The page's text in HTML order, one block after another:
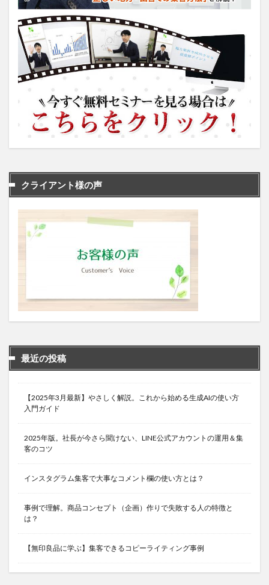
クライアント様の声
最近の投稿
【2025年3月最新】やさしく解説。これから始める生成AIの使い方
入門ガイド
2025年版。社長が今さら聞けない、LINE公式アカウントの運用＆集
客のコツ
インスタグラム集客で大事なコメント欄の使い方とは？
事例で理解。商品コンセプト（企画）作りで失敗する人の特徴と
は？
【無印良品に学ぶ】集客できるコピーライティング事例